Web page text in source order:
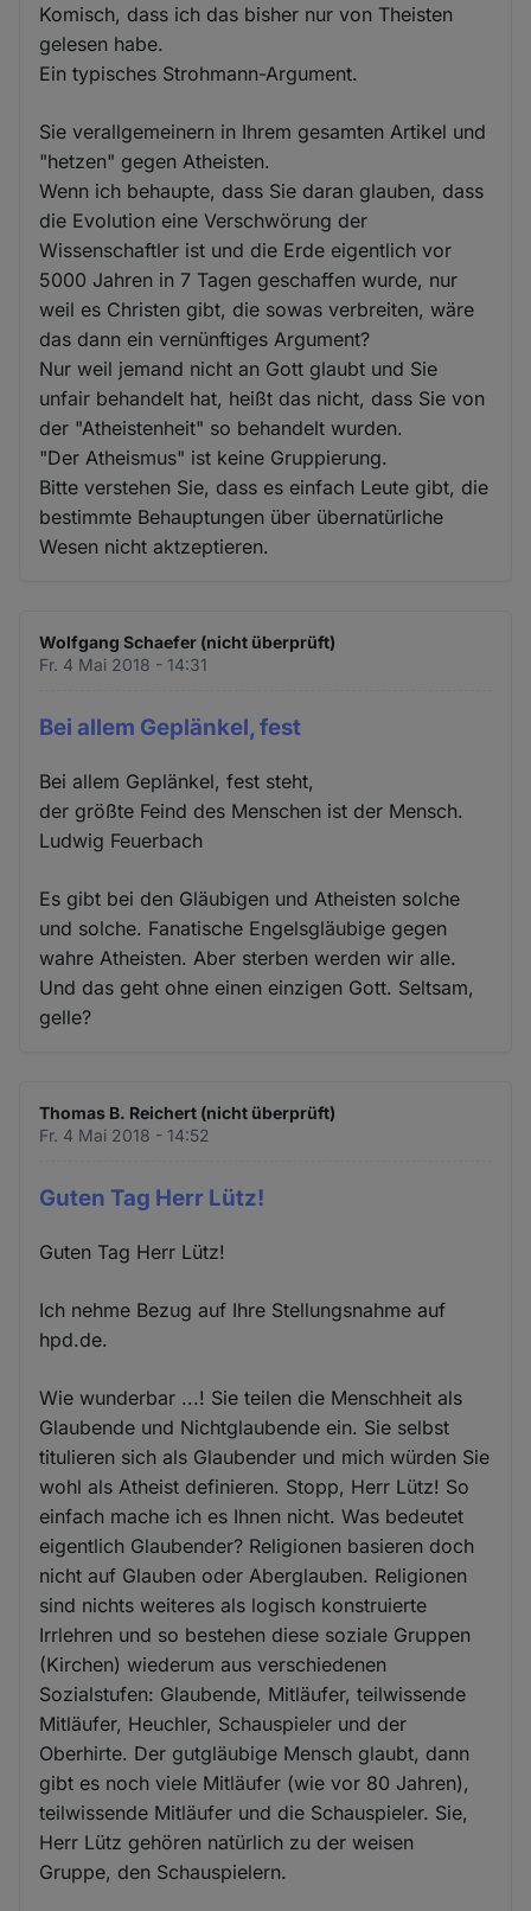
Komisch, dass ich das bisher nur von Theisten
gelesen habe.
Ein typisches Strohmann-Argument.
Sie verallgemeinern in Ihrem gesamten Artikel und
"hetzen" gegen Atheisten.
Wenn ich behaupte, dass Sie daran glauben, dass
die Evolution eine Verschwörung der
Wissenschaftler ist und die Erde eigentlich vor
5000 Jahren in 7 Tagen geschaffen wurde, nur
weil es Christen gibt, die sowas verbreiten, wäre
das dann ein vernünftiges Argument?
Nur weil jemand nicht an Gott glaubt und Sie
unfair behandelt hat, heißt das nicht, dass Sie von
der "Atheistenheit" so behandelt wurden.
"Der Atheismus" ist keine Gruppierung.
Bitte verstehen Sie, dass es einfach Leute gibt, die
bestimmte Behauptungen über übernatürliche
Wesen nicht aktzeptieren.
Wolfgang Schaefer (nicht überprüft)
Fr. 4 Mai 2018 - 14:31
Bei allem Geplänkel, fest
Bei allem Geplänkel, fest steht,
der größte Feind des Menschen ist der Mensch.
Ludwig Feuerbach
Es gibt bei den Gläubigen und Atheisten solche
und solche. Fanatische Engelsgläubige gegen
wahre Atheisten. Aber sterben werden wir alle.
Und das geht ohne einen einzigen Gott. Seltsam,
gelle?
Thomas B. Reichert (nicht überprüft)
Fr. 4 Mai 2018 - 14:52
Guten Tag Herr Lütz!
Guten Tag Herr Lütz!
Ich nehme Bezug auf Ihre Stellungsnahme auf
hpd.de.
Wie wunderbar ...! Sie teilen die Menschheit als
Glaubende und Nichtglaubende ein. Sie selbst
titulieren sich als Glaubender und mich würden Sie
wohl als Atheist definieren. Stopp, Herr Lütz! So
einfach mache ich es Ihnen nicht. Was bedeutet
eigentlich Glaubender? Religionen basieren doch
nicht auf Glauben oder Aberglauben. Religionen
sind nichts weiteres als logisch konstruierte
Irrlehren und so bestehen diese soziale Gruppen
(Kirchen) wiederum aus verschiedenen
Sozialstufen: Glaubende, Mitläufer, teilwissende
Mitläufer, Heuchler, Schauspieler und der
Oberhirte. Der gutgläubige Mensch glaubt, dann
gibt es noch viele Mitläufer (wie vor 80 Jahren),
teilwissende Mitläufer und die Schauspieler. Sie,
Herr Lütz gehören natürlich zu der weisen
Gruppe, den Schauspielern.